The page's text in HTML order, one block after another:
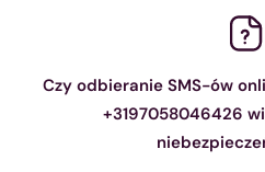
Czy odbieranie SMS-ów
+3197058046426